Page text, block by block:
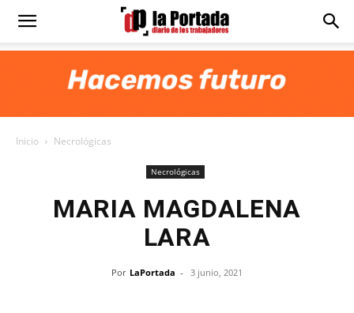
Diario
Inicio Necrológicas
Necrológicas
MARIA MAGDALENA
LARA
Por LaPortada - 3 junio, 2021